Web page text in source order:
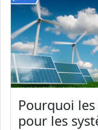
Pourquoi
pour les